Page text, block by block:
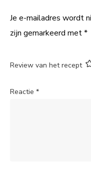
Je e-mailadres wordt
zijn gemarkeerd met*
Review van het recept
Reactie *